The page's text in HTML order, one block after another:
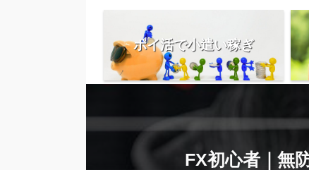
ポイ活で小遣い稼ぎ
FX初心者｜無